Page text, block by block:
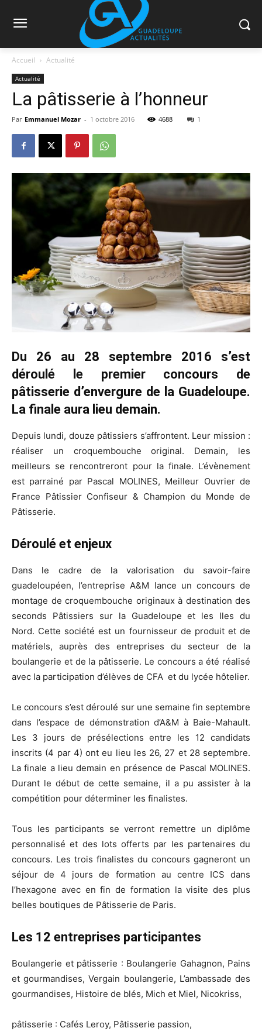
Accueil Actualité
Actualité
La pâtisserie à l’honneur
Par Emmanuel Mozar - 1 octobre 2016 4688 1
Du 26 au 28 septembre 2016 s’est
déroulé le premier concours de
pâtisserie d’envergure de la Guadeloupe.
La finale aura lieu demain.
Depuis lundi, douze pâtissiers s’affrontent. Leur mission :
réaliser un croquembouche original. Demain, les
meilleurs se rencontreront pour la finale. L’évènement
est parrainé par Pascal MOLINES, Meilleur Ouvrier de
France Pâtissier Confiseur & Champion du Monde de
Pâtisserie.
Déroulé et enjeux
Dans le cadre de la valorisation du savoir-faire
guadeloupéen, l’entreprise A&M lance un concours de
montage de croquembouche originaux à destination des
seconds Pâtissiers sur la Guadeloupe et les Iles du
Nord. Cette société est un fournisseur de produit et de
matériels, auprès des entreprises du secteur de la
boulangerie et de la pâtisserie. Le concours a été réalisé
avec la participation d’élèves de CFA et du lycée hôtelier.
Le concours s’est déroulé sur une semaine fin septembre
dans l’espace de démonstration d’A&M à Baie-Mahault.
Les 3 jours de présélections entre les 12 candidats
inscrits (4 par 4) ont eu lieu les 26, 27 et 28 septembre.
La finale a lieu demain en présence de Pascal MOLINES.
Durant le début de cette semaine, il a pu assister à la
compétition pour déterminer les finalistes.
Tous les participants se verront remettre un diplôme
personnalisé et des lots offerts par les partenaires du
concours. Les trois finalistes du concours gagneront un
séjour de 4 jours de formation au centre ICS dans
l’hexagone avec en fin de formation la visite des plus
belles boutiques de Pâtisserie de Paris.
Les 12 entreprises participantes
Boulangerie et pâtisserie : Boulangerie Gahagnon, Pains
et gourmandises, Vergain boulangerie, L’ambassade des
gourmandises, Histoire de blés, Mich et Miel, Nicokriss,
pâtisserie : Cafés Leroy, Pâtisserie passion,